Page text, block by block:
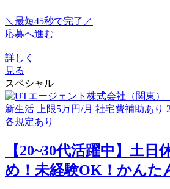
＼最短45秒で完了／
応募へ進む
詳しく
見る
スペシャル
【20~30代活躍中】土
め！未経験OK！かんた